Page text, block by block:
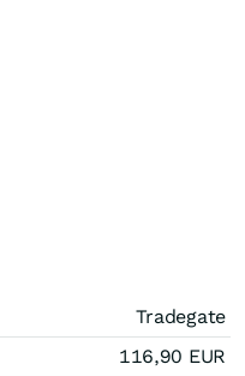
Tradegate
116,90 EUR